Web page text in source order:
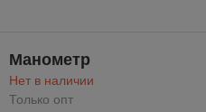
Манометр
Нет в наличии
Только опт